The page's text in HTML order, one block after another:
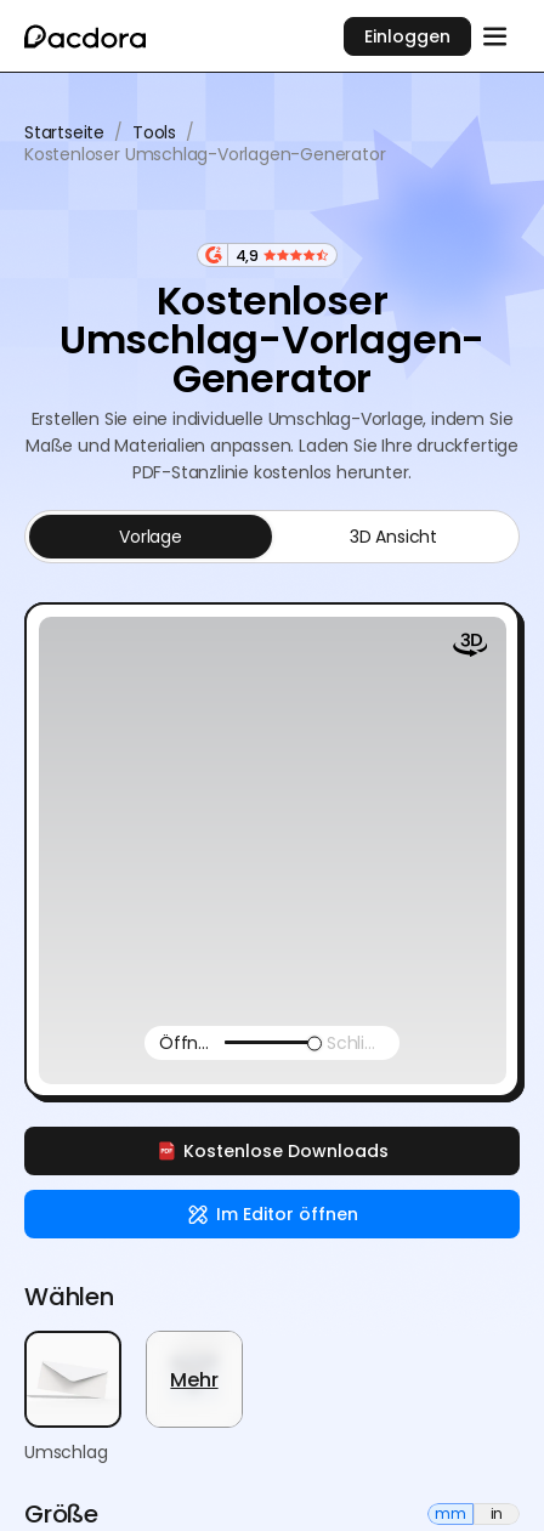
Einloggen
Startseite / Tools /
Kostenloser Umschlag-Vorlagen-Generator
4,9
Kostenloser
Umschlag-Vorlagen-
Generator
Erstellen Sie eine individuelle Umschlag-Vorlage, indem Sie
Maße und Materialien anpassen. Laden Sie Ihre druckfertige
PDF-Stanzlinie kostenlos herunter.
Kostenlose Downloads
Im Editor öffnen
Vorlage 3D Ansicht
Öffnen Sie Schließen Sie
Wählen
Umschlag
Mehr
Größe mm in